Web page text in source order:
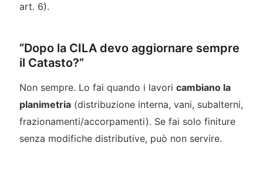
art. 6).
“Dopo la CILA devo aggiornare sempre
il Catasto?”
Non sempre. Lo fai quando i lavori cambiano la
planimetria(distribuzione interna, vani, subalterni,
frazionamenti/accorpamenti). Se fai solo finiture
senza modifiche distributive, può non servire.